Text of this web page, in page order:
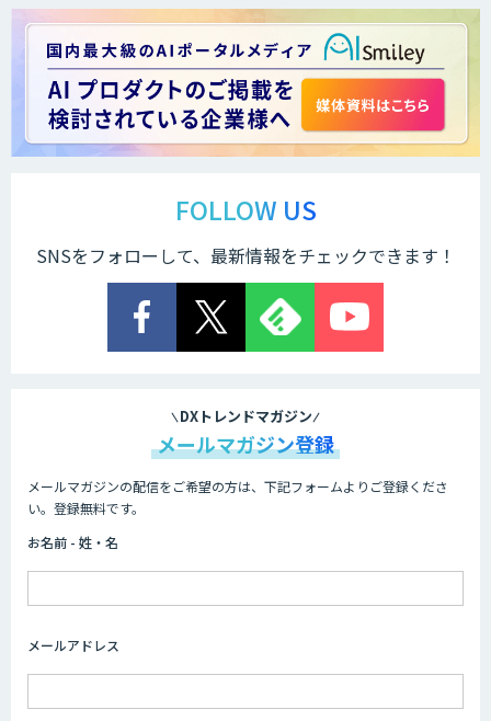
FOLLOW US
SNSをフォローして、最新情報をチェックできます！
DXトレンドマガジン
メールマガジン登録
メールマガジンの配信をご希望の方は、下記フォームよりご登録くださ
い。登録無料です。
お名前 - 姓・名
メールアドレス